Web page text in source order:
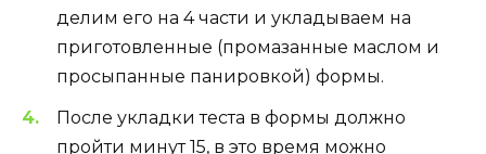
делим его на 4 части и укладываем на
приготовленные (промазанные маслом и
просыпанные панировкой) формы.
После укладки теста в формы должно
пройти минут 15, в это время можно